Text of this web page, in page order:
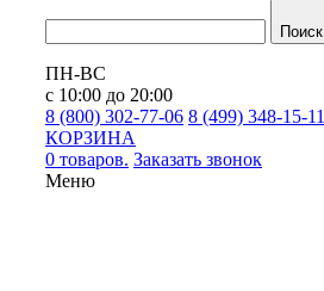
Поиск
ПН-ВС
с 10:00 до 20:00
8 (800) 302-77-06 8 (499) 348-15-11
КОРЗИНА
0 товаров. Заказать звонок
Меню